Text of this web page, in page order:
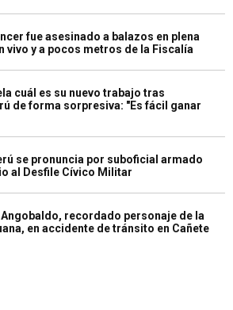
fue asesinado a balazos en plena
vivo y a pocos metros de la Fiscalía
cuál es su nuevo trabajo tras
de forma sorpresiva: "Es fácil ganar
se pronuncia por suboficial armado
al Desfile Cívico Militar
recordado personaje de la
en accidente de tránsito en Cañete